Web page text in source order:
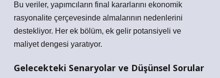
Bu veriler, yapımcıların final kararlarını ekonomik
rasyonalite çerçevesinde almalarının nedenlerini
destekliyor. Her ek bölüm, ek gelir potansiyeli ve
maliyet dengesi yaratıyor.
Gelecekteki Senaryolar ve Düşünsel Sorular